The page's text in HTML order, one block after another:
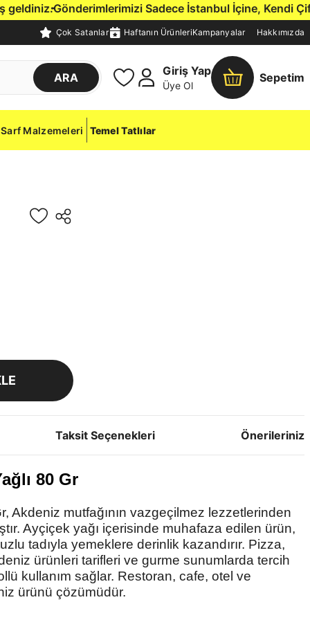
Gönderimlerimizi Sadece İstanbul İçine, Kendi Çift Rejimli
Çok Satanlar Haftanın ÜrünleriKampanyalar Hakkımızda
ARA
Giriş Yap
Üye Ol
Sepetim
Sarf Malzemeleri Temel Tatlılar
Taksit Seçenekleri Önerileriniz
80 Gr
Akdeniz mutfağının vazgeçilmez lezzetlerinden
Ayçiçek yağı içerisinde muhafaza edilen ürün,
tadıyla yemeklere derinlik kazandırır. Pizza,
ürünleri tarifleri ve gurme sunumlarda tercih
kullanım sağlar. Restoran, cafe, otel ve
ürünü çözümüdür.